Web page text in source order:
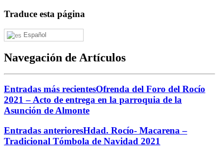
Traduce esta página
Español
Navegación de Artículos
Entradas más recientesOfrenda del Foro del Rocío
2021 – Acto de entrega en la parroquia de la
Asunción de Almonte
Entradas anterioresHdad. Rocío- Macarena –
Tradicional Tómbola de Navidad 2021